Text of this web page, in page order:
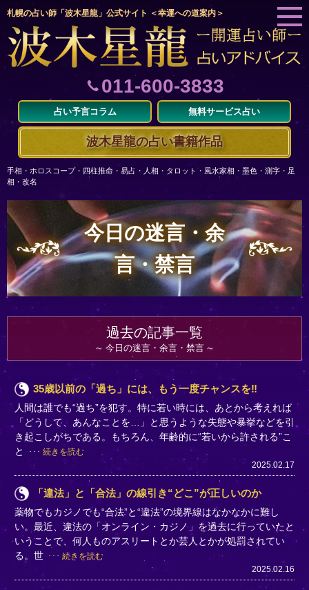
札幌の占い師「波木星龍」公式サイト ＜幸運への道案内＞
011-600-3833
占い予言コラム 無料サービス占い
波木星龍の占い書籍作品
手相・ホロスコープ・四柱推命・易占・人相・タロット・風水家相・墨色・測字・足
相・改名
今日の迷言・余
言・禁言
過去の記事一覧
今日の迷言・余言・禁言
35歳以前の「過ち」には、もう一度チャンスを‼
人間は誰でも“過ち”を犯す。特に若い時には、あとから考えれば
「どうして、あんなことを…」と思うような失態や暴挙などを引
き起こしがちである。もちろん、年齢的に“若いから許される”こ
と
続きを読む
2025.02.17
「違法」と「合法」の線引き“どこ”が正しいのか
薬物でもカジノでも“合法”と“違法”の境界線はなかなかに難し
い。最近、違法の「オンライン・カジノ」を過去に行っていたと
いうことで、何人ものアスリートとか芸人とかが処罰されてい
る。世
続きを読む
2025.02.16